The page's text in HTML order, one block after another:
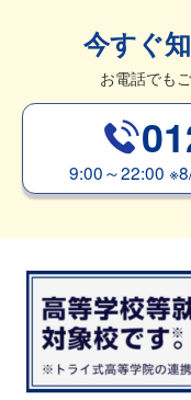
今すぐ
お電話でも
9:00～22:00 ※